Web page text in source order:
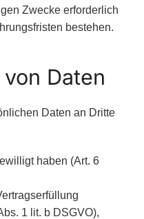
Zwecke erforderlich
bestehen.
Daten
Daten an Dritte
haben (Art. 6
1 lit. b DSGVO),